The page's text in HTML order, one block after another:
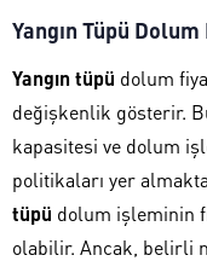
Yangın Tüpü
Yangın tüpü dolum
değişkenlik gösterir.
kapasitesi ve dolum
politikaları yer
tüpü dolum işleminin
olabilir. Ancak, belirli